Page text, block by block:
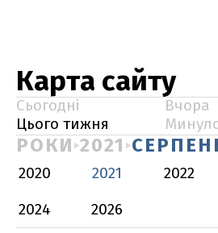
Карта сайту
Сьогодні
Вчора
Цього тижня
РОКИ 2021
2020 2021 2022
2024
2026